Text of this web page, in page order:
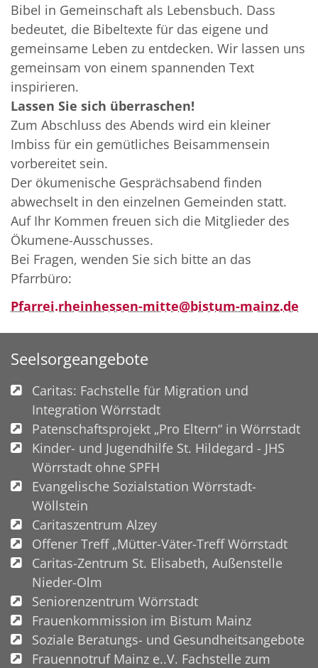
Bibel in Gemeinschaft als Lebensbuch. Dass
bedeutet, die Bibeltexte für das eigene und
gemeinsame Leben zu entdecken. Wir lassen uns
gemeinsam von einem spannenden Text
inspirieren.
Lassen Sie sich überraschen!
Zum Abschluss des Abends wird ein kleiner
Imbiss für ein gemütliches Beisammensein
vorbereitet sein.
Der ökumenische Gesprächsabend finden
abwechselt in den einzelnen Gemeinden statt.
Auf Ihr Kommen freuen sich die Mitglieder des
Ökumene-Ausschusses.
Bei Fragen, wenden Sie sich bitte an das
Pfarrbüro:
Pfarrei.rheinhessen-mitte@bistum-mainz.de
Seelsorgeangebote
Caritas: Fachstelle für Migration und
Integration Wörrstadt
Patenschaftsprojekt „Pro Eltern“ in Wörrstadt
Kinder- und Jugendhilfe St. Hildegard - JHS
Wörrstadt ohne SPFH
Evangelische Sozialstation Wörrstadt-
Wöllstein
Caritaszentrum Alzey
Offener Treff „Mütter-Väter-Treff Wörrstadt
Caritas-Zentrum St. Elisabeth, Außenstelle
Nieder-Olm
Seniorenzentrum Wörrstadt
Frauenkommission im Bistum Mainz
Soziale Beratungs- und Gesundheitsangebote
Frauennotruf Mainz e..V. Fachstelle zum